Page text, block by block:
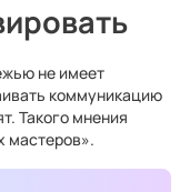
не имеет
коммуникацию
Такого мнения
мастеров».